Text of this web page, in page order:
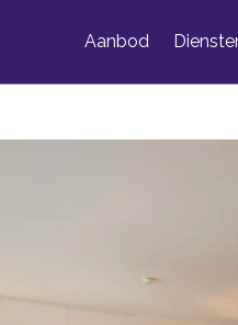
Aanbod